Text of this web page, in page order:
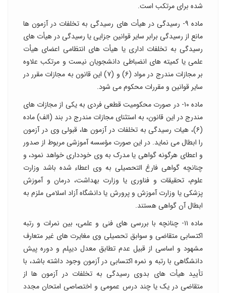
شده برای مرتکب است.
ماده ۹- رسیدگی در هیأت های رسیدگی به تخلفات در آزمون ها
مانع از رسیدگی برابر سایر قوانین جزایی یا رسیدگی در هیأت های
رسیدگی به تخلفات اداری یا هیأت های انتظامی اعضای هیأت
علمی یا کمیته های انضباطی دانشجویان نیست و مرتکب علاوه
بر مجازات مندرج در مواد (۶) و (۷) این قانون به مجازات مقرر در
سایر قوانین و مقررات محکوم می شود.
ماده ۱۰- در صورت محکومیت قطعی فردی به یکی از مجازات های
مندرج در این قانون، به استثنای مجازات مندرج در بند (الف) ماده
(۶)، هیات رسیدگی به تخلفات در آزمون ها، قبولی وی در آزمون
را ابطال می نماید. در این صورت مؤسسه آموزشی مربوط از صدور
و اعطای هرگونه گواهی یا مدرک به وی خودداری خواهد نمود، و
چنانچه گواهی فارغ التحصیلی به وی اعطاء شده باشد وزارت
علوم، تحقیقات و فناوری یا وزارت بهداشت، درمان و آموزش
پزشکی یا وزارت آموزش و پرورش یا دانشگاه آزاد اسلامی ملزم به
ابطال آن گواهی هستند.
ماده ۱۱- چنانچه با بررسی های فنی و علمی، بین نمرات و رتبه
اکتسابی متقاضی و سوابق تحصیلی وی مغایرت های غیر متعارف
مشهود و اساسی از قبیل عدم تطابق معدل دیپلم و دوره پیش
دانشگاهی با رتبه و نمره اکتسابی در آزمون وجود داشته باشد، با
تأیید هیأت های بدوی رسیدگی به تخلفات در آزمون ها از
متقاضی در یک یا چند درس عمومی و اختصاصی امتحان مجدد